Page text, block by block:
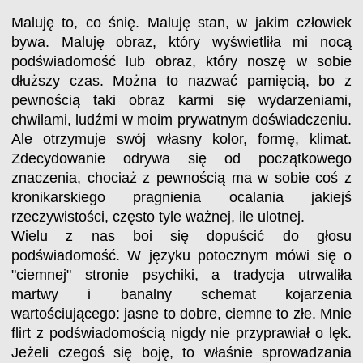
Maluję to, co śnię. Maluję stan, w jakim człowiek
bywa. Maluję obraz, który wyświetliła mi nocą
podświadomość lub obraz, który noszę w sobie
dłuższy czas. Można to nazwać pamięcią, bo z
pewnością taki obraz karmi się wydarzeniami,
chwilami, ludźmi w moim prywatnym doświadczeniu.
Ale otrzymuje swój własny kolor, formę, klimat.
Zdecydowanie odrywa się od początkowego
znaczenia, chociaż z pewnością ma w sobie coś z
kronikarskiego pragnienia ocalania jakiejś
rzeczywistości, często tyle ważnej, ile ulotnej.
Wielu z nas boi się dopuścić do głosu
podświadomość. W języku potocznym mówi się o
"ciemnej" stronie psychiki, a tradycja utrwaliła
martwy i banalny schemat kojarzenia
wartościującego: jasne to dobre, ciemne to złe. Mnie
flirt z podświadomością nigdy nie przyprawiał o lęk.
Jeżeli czegoś się boję, to właśnie sprowadzania